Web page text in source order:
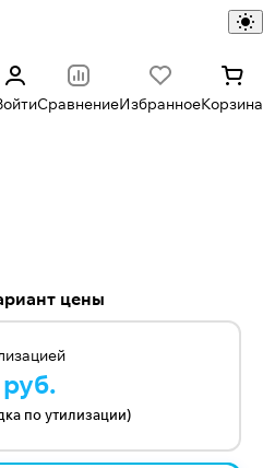
СравнениеИзбранноеКорзина
цены
по утилизации)